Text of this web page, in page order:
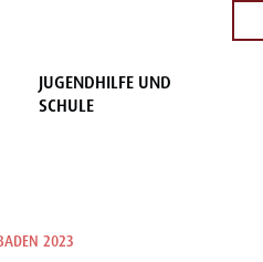
JUGENDHILFE UND
SCHULE
2023